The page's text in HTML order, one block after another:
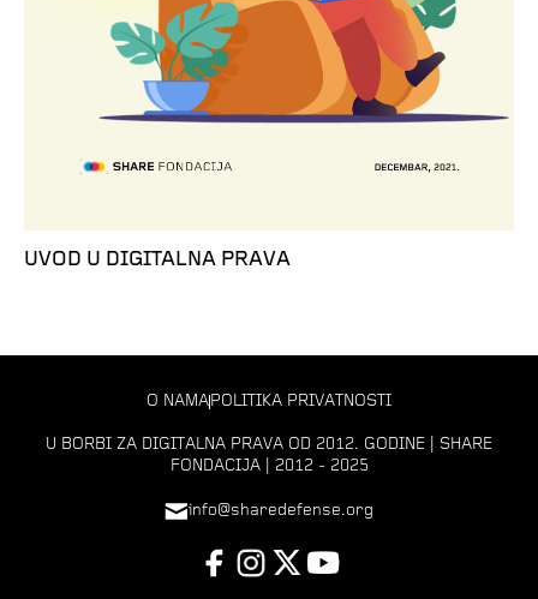
UVOD U DIGITALNA PRAVA
O NAMA POLITIKA PRIVATNOSTI
U BORBI ZA DIGITALNA PRAVA OD 2012. GODINE | SHARE
FONDACIJA | 2012 - 2025
info@sharedefense.org